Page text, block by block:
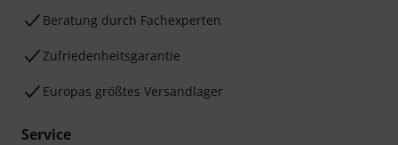
Beratung durch Fachexperten
Zufriedenheitsgarantie
Europas größtes Versandlager
Service